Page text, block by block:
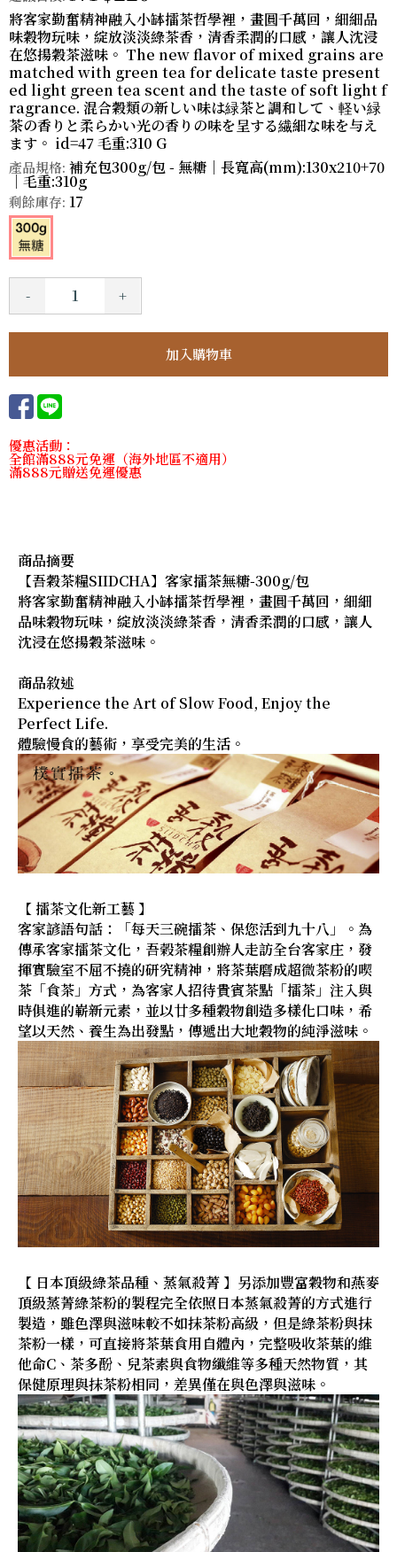
將客家勤奮精神融入小缽擂茶哲學裡，畫圓千萬回，細細品
味穀物玩味，綻放淡淡綠茶香，清香柔潤的口感，讓人沈浸
在悠揚穀茶滋味。 The new flavor of mixed grains are
matched with green tea for delicate taste present
ed light green tea scent and the taste of soft light f
ragrance. 混合穀類の新しい味は緑茶と調和して、軽い緑
茶の香りと柔らかい光の香りの味を呈する繊細な味を与え
ます。 id=47 毛重:310 G
產品規格: 補充包300g/包 - 無糖｜長寬高(mm):130x210+70
｜毛重:310g
剩餘庫存: 17
- +
優惠活動：
全館滿888元免運（海外地區不適用）
滿888元贈送免運優惠
商品摘要
【吾穀茶糧SIIDCHA】客家擂茶無糖-300g/包
將客家勤奮精神融入小缽擂茶哲學裡，畫圓千萬回，細細
品味穀物玩味，綻放淡淡綠茶香，清香柔潤的口感，讓人
沈浸在悠揚穀茶滋味。
商品敘述
Experience the Art of Slow Food, Enjoy the
Perfect Life.
體驗慢食的藝術，享受完美的生活。
【 擂茶文化新工藝 】
客家諺語句話：「每天三碗擂茶、保您活到九十八」。為
傳承客家擂茶文化，吾榖茶糧創辦人走訪全台客家庄，發
揮實驗室不屈不撓的研究精神，將茶葉磨成超微茶粉的喫
茶「食茶」方式，為客家人招待貴賓茶點「擂茶」注入與
時俱進的嶄新元素，並以廿多種穀物創造多樣化口味，希
望以天然、養生為出發點，傳遞出大地穀物的純淨滋味。
【 日本頂級綠茶品種、蒸氣殺菁 】另添加豐富穀物和燕麥
頂級蒸菁綠茶粉的製程完全依照日本蒸氣殺菁的方式進行
製造，雖色澤與滋味較不如抹茶粉高級，但是綠茶粉與抹
茶粉一樣，可直接將茶葉食用自體內，完整吸收茶葉的維
他命C、茶多酚、兒茶素與食物纖維等多種天然物質，其
保健原理與抹茶粉相同，差異僅在與色澤與滋味。